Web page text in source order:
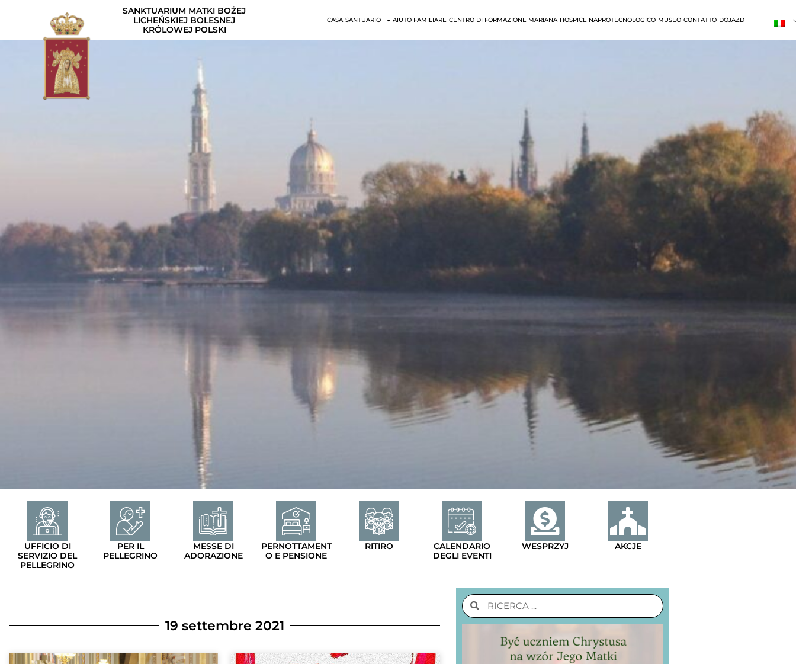
SANKTUARIUM MATKI BOŻEJ
LICHEŃSKIEJ BOLESNEJ
KRÓLOWEJ POLSKI
CASA SANTUARIO AIUTO FAMILIARE CENTRO DI FORMAZIONE MARIANA HOSPICE NAPROTECNOLOGICO MUSEO CONTATTO DOJAZD
UFFICIO DI
SERVIZIO DEL
PELLEGRINO
PER IL
PELLEGRINO
MESSE DI
ADORAZIONE
PERNOTTAMENT
O E PENSIONE
RITIRO
CALENDARIO
DEGLI EVENTI
WESPRZYJ AKCJE
19 settembre 2021